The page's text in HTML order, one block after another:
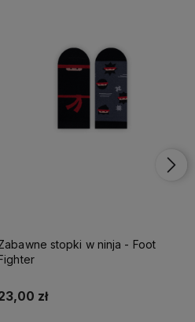
stopki w ninja - Foot
zł